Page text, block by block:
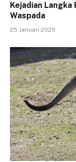
Kejadian
Waspada
25 Januari 2025